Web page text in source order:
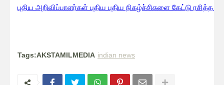
புதிய அறிவிப்பாளர்கள் புதிய புதிய நிகழ்ச்சிகளை கேட்டு ரசித்த
Tags:AKSTAMILMEDIA indian news